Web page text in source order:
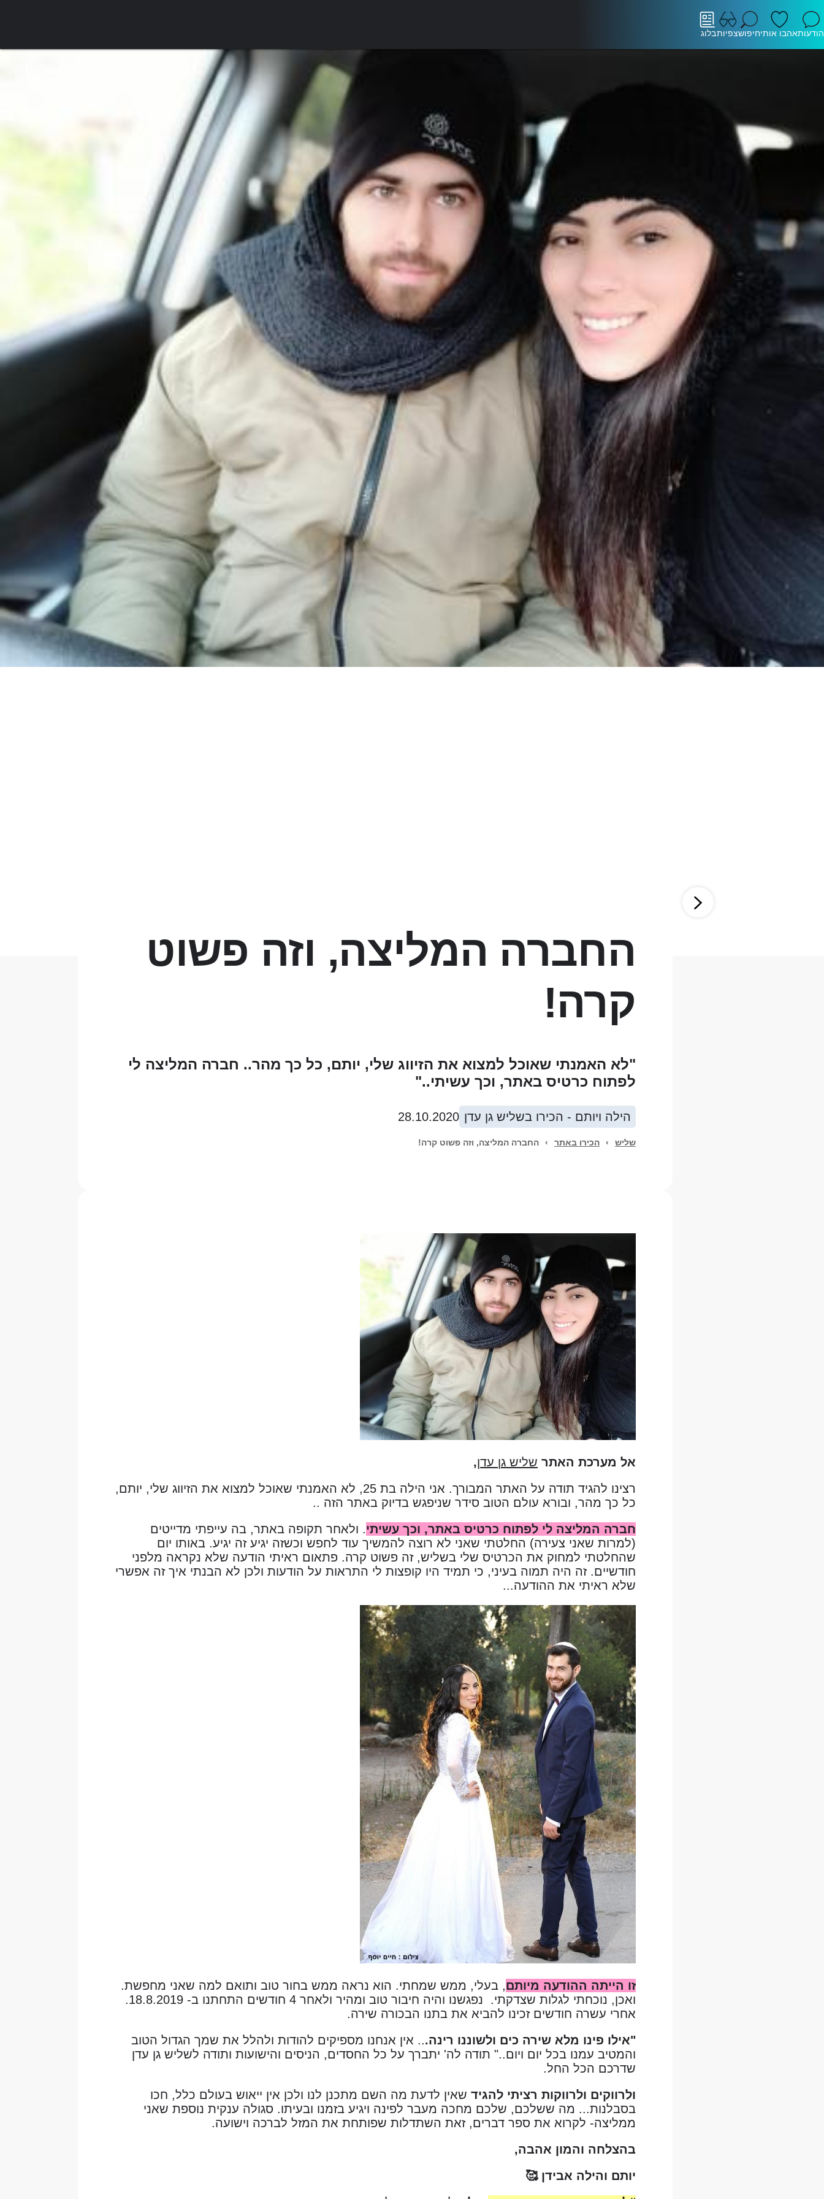
הודעותאהבו אותיחיפושצפיותבלוג
החברה המליצה, וזה פשוט
קרה!
"לא האמנתי שאוכל למצוא את הזיווג שלי, יותם, כל כך מהר.. חברה המליצה לי
לפתוח כרטיס באתר, וכך עשיתי.."
הילה ויותם - הכירו בשליש גן עדן 28.10.2020
שליש › הכירו באתר › החברה המליצה, וזה פשוט קרה!
אל מערכת האתר שליש גן עדן,
רצינו להגיד תודה על האתר המבורך. אני הילה בת 25, לא האמנתי שאוכל למצוא את הזיווג שלי, יותם,
כל כך מהר, ובורא עולם הטוב סידר שניפגש בדיוק באתר הזה ..
חברה המליצה לי לפתוח כרטיס באתר, וכך עשיתי. ולאחר תקופה באתר, בה עייפתי מדייטים
(למרות שאני צעירה) החלטתי שאני לא רוצה להמשיך עוד לחפש וכשזה יגיע זה יגיע. באותו יום
שהחלטתי למחוק את הכרטיס שלי בשליש, זה פשוט קרה. פתאום ראיתי הודעה שלא נקראה מלפני
חודשיים. זה היה תמוה בעיני, כי תמיד היו קופצות לי התראות על הודעות ולכן לא הבנתי איך זה אפשרי
שלא ראיתי את ההודעה...
זו הייתה ההודעה מיותם, בעלי, ממש שמחתי. הוא נראה ממש בחור טוב ותואם למה שאני מחפשת.
ואכן, נוכחתי לגלות שצדקתי. ️ נפגשנו והיה חיבור טוב ומהיר ולאחר 4 חודשים התחתנו ב- 18.8.2019.
אחרי עשרה חודשים זכינו להביא את בתנו הבכורה שירה.
"אילו פינו מלא שירה כים ולשוננו רינה... אין אנחנו מספיקים להודות ולהלל את שמך הגדול הטוב
והמטיב עמנו בכל יום ויום.." תודה לה' יתברך על כל החסדים, הניסים והישועות ותודה לשליש גן עדן
שדרכם הכל החל.
ולרווקים ולרווקות רציתי להגיד שאין לדעת מה השם מתכנן לנו ולכן אין ייאוש בעולם כלל, חכו
בסבלנות... מה ששלכם, שלכם מחכה מעבר לפינה ויגיע בזמנו ובעיתו. סגולה ענקית נוספת שאני
ממליצה- לקרוא את ספר דברים, זאת השתדלות שפותחת את המזל לברכה וישועה.
בהצלחה והמון אהבה,
יותם והילה אבידן 🥰